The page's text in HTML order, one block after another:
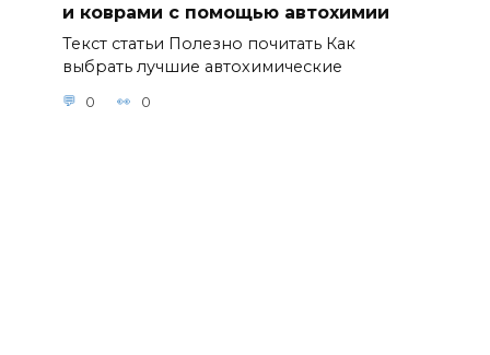
и коврами с помощью автохимии
Текст статьи Полезно почитать Как
выбрать лучшие автохимические
0 0